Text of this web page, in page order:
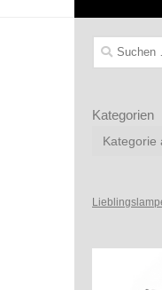
Suchen
nach:
Kategorien